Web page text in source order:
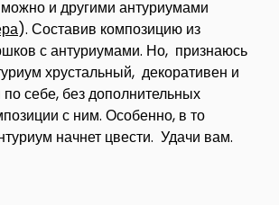
и другими антуриумами
). Составив композицию из
с антуриумами. Но, признаюсь
хрустальный, декоративен и
себе, без дополнительных
с ним. Особенно, в то
начнет цвести. Удачи вам.